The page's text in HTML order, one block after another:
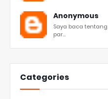
Anonymous
Saya baca
par...
Categories